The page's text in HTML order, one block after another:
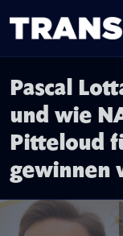
Pascal
und wie
Pitteloud
gewinnen